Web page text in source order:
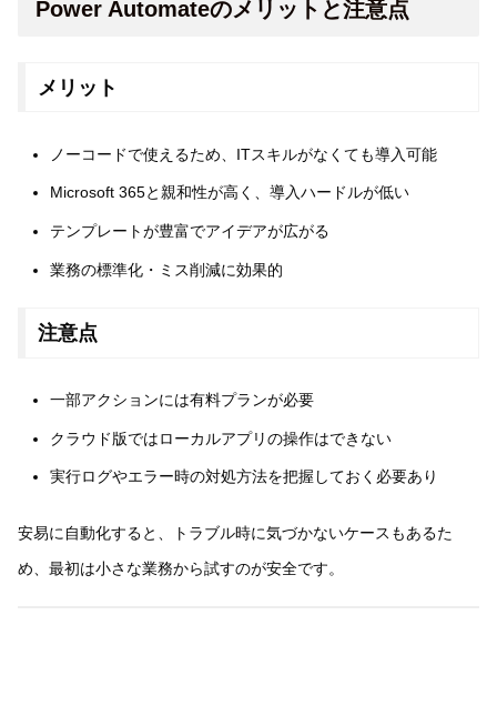
Power Automateのメリットと注意点
メリット
ノーコードで使えるため、ITスキルがなくても導入可能
Microsoft 365と親和性が高く、導入ハードルが低い
テンプレートが豊富でアイデアが広がる
業務の標準化・ミス削減に効果的
注意点
一部アクションには有料プランが必要
クラウド版ではローカルアプリの操作はできない
実行ログやエラー時の対処方法を把握しておく必要あり
安易に自動化すると、トラブル時に気づかないケースもあるた
め、最初は小さな業務から試すのが安全です。